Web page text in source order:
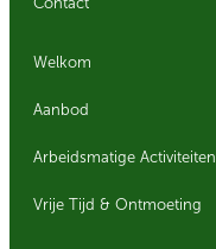
Contact
Welkom
Aanbod
Arbeidsmatige Activiteiten
Vrije Tijd & Ontmoeting